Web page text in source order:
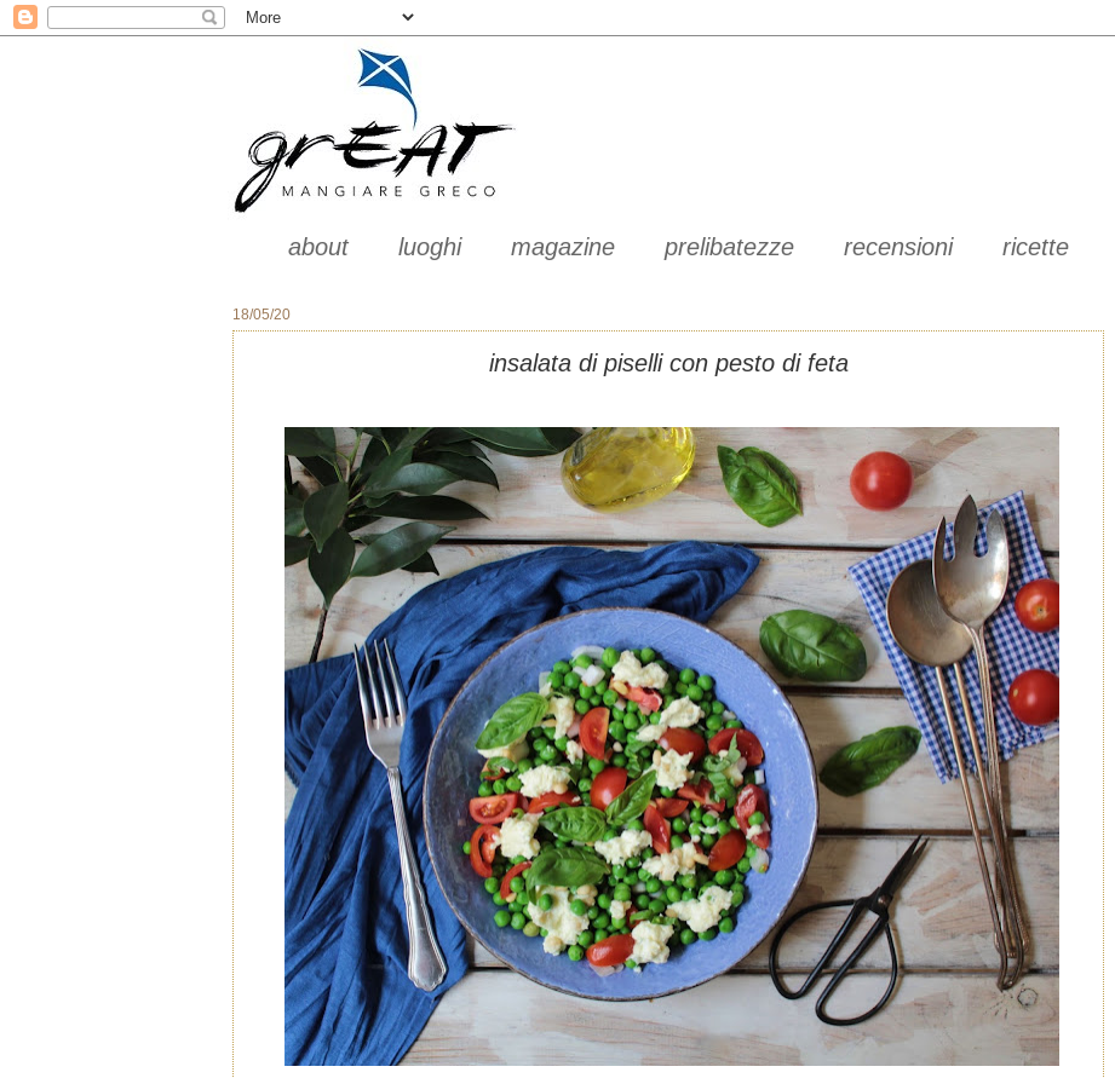
about luoghi magazine prelibatezze recensioni ricette
18/05/20
insalata di piselli con pesto di feta